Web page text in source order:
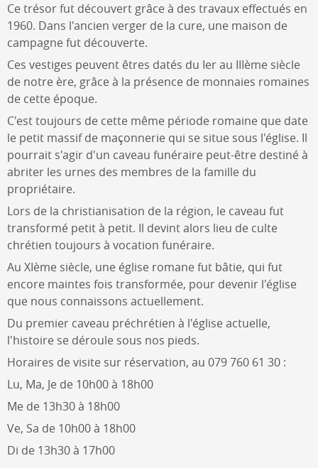
Ce trésor fut découvert grâce à des travaux effectués en
1960. Dans l'ancien verger de la cure, une maison de
campagne fut découverte.
Ces vestiges peuvent êtres datés du Ier au IIIème siècle
de notre ère, grâce à la présence de monnaies romaines
de cette époque.
C'est toujours de cette même période romaine que date
le petit massif de maçonnerie qui se situe sous l'église. Il
pourrait s'agir d'un caveau funéraire peut-être destiné à
abriter les urnes des membres de la famille du
propriétaire.
Lors de la christianisation de la région, le caveau fut
transformé petit à petit. Il devint alors lieu de culte
chrétien toujours à vocation funéraire.
Au XIème siècle, une église romane fut bâtie, qui fut
encore maintes fois transformée, pour devenir l'église
que nous connaissons actuellement.
Du premier caveau préchrétien à l'église actuelle,
l'histoire se déroule sous nos pieds.
Horaires de visite sur réservation, au 079 760 61 30 :
Lu, Ma, Je de 10h00 à 18h00
Me de 13h30 à 18h00
Ve, Sa de 10h00 à 18h00
Di de 13h30 à 17h00